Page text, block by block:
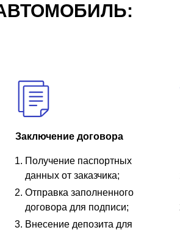
Заключение договора
Получение паспортных
данных от заказчика;
Отправка заполненного
договора для подписи;
Внесение депозита для